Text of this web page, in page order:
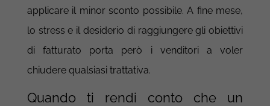
applicare il minor sconto possibile. A fine mese,
lo stress e il desiderio di raggiungere gli obiettivi
di fatturato porta però i venditori a voler
chiudere qualsiasi trattativa.
Quando ti rendi conto che un